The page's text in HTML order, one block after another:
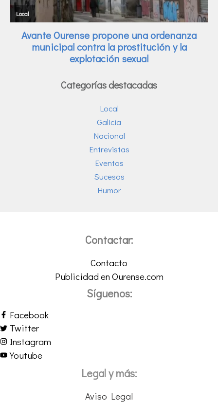
Categorías destacadas
Local
Galicia
Nacional
Entrevistas
Eventos
Sucesos
Humor
Contactar:
Contacto
Publicidad en Ourense.com
Síguenos:
Facebook
Twitter
Instagram
Youtube
Legal y más:
Aviso Legal